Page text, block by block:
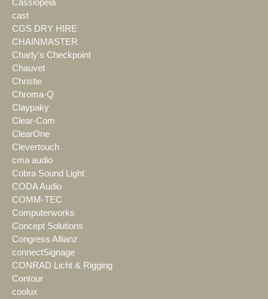
Cassiopeia
cast
CGS DRY HIRE
CHAINMASTER
Charly's Checkpoint
Chauvet
Christie
Chroma-Q
Claypaky
Clear-Com
ClearOne
Clevertouch
cma audio
Cobra Sound Light
CODA Audio
COMM-TEC
Computerworks
Concept Solutions
Congress Allianz
connectSignage
CONRAD Licht & Rigging
Contour
coolux